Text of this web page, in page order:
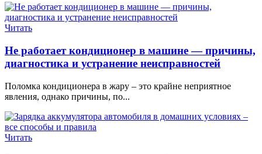
Читать
Не работает кондиционер в машине — причины,
диагностика и устранение неисправностей
Поломка кондиционера в жару – это крайне неприятное
явления, однако причины, по...
Читать